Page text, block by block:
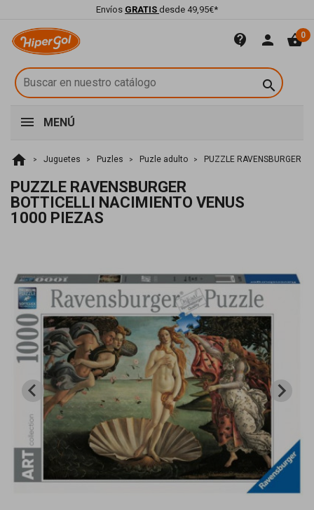
Envíos GRATIS desde 49,95€*
contact_support person shopping_basket0

MENÚ
home Juguetes Puzles Puzle adulto PUZZLE RAVENSBURGER
PUZZLE RAVENSBURGER
BOTTICELLI NACIMIENTO VENUS
1000 PIEZAS